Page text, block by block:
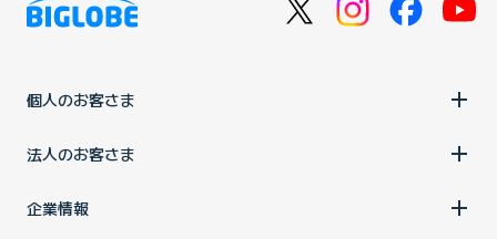
個人のお客さま
法人のお客さま
企業情報